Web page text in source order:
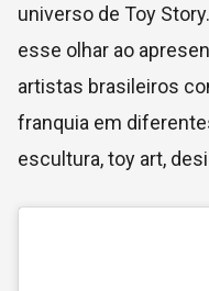
universo de Toy
esse olhar ao
artistas brasileiros
franquia em
escultura, toy art,